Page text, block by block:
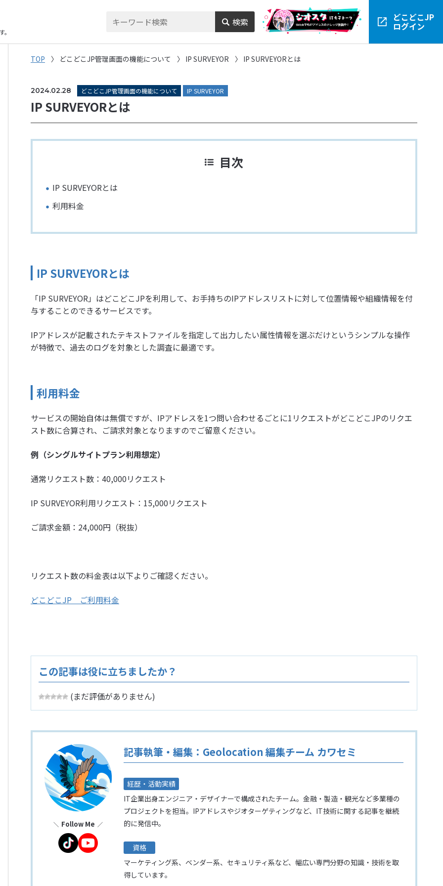
検索 どこどこJP
ログイン
TOP どこどこJP管理画面の機能について IP SURVEYOR IP SURVEYORとは
2024.02.28 どこどこJP管理画面の機能について IP SURVEYOR
IP SURVEYORとは
目次
IP SURVEYORとは
利用料金
IP SURVEYORとは
「IP SURVEYOR」はどこどこJPを利用して、お手持ちのIPアドレスリストに対して位置情報や組織情報を付
与することのできるサービスです。
IPアドレスが記載されたテキストファイルを指定して出力したい属性情報を選ぶだけというシンプルな操作
が特徴で、過去のログを対象とした調査に最適です。
利用料金
サービスの開始自体は無償ですが、IPアドレスを1つ問い合わせるごとに1リクエストがどこどこJPのリクエ
スト数に合算され、ご請求対象となりますのでご留意ください。
例（シングルサイトプラン利用想定）
通常リクエスト数：40,000リクエスト
IP SURVEYOR利用リクエスト：15,000リクエスト
ご請求金額：24,000円（税抜）
リクエスト数の料金表は以下よりご確認ください。
どこどこJP ご利用料金
この記事は役に立ちましたか？
(まだ評価がありません)
記事執筆・編集：Geolocation 編集チーム カワセミ
経歴・活動実績
IT企業出身エンジニア・デザイナーで構成されたチーム。金融・製造・観光など多業種の
プロジェクトを担当。IPアドレスやジオターゲティングなど、IT技術に関する記事を継続
的に発信中。
資格
マーケティング系、ベンダー系、セキュリティ系など、幅広い専門分野の知識・技術を取
得しています。
Follow Me